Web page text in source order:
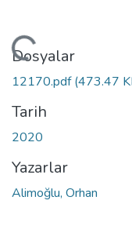
Yükleniyor...
Dosyalar
12170.pdf(473.47
Tarih
2020
Yazarlar
Alimoğlu, Orhan